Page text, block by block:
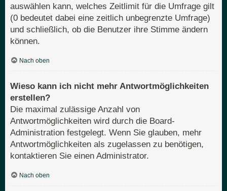
auswählen kann, welches Zeitlimit für die Umfrage gilt
(0 bedeutet dabei eine zeitlich unbegrenzte Umfrage)
und schließlich, ob die Benutzer ihre Stimme ändern
können.
Nach oben
Wieso kann ich nicht mehr Antwortmöglichkeiten
erstellen?
Die maximal zulässige Anzahl von
Antwortmöglichkeiten wird durch die Board-
Administration festgelegt. Wenn Sie glauben, mehr
Antwortmöglichkeiten als zugelassen zu benötigen,
kontaktieren Sie einen Administrator.
Nach oben